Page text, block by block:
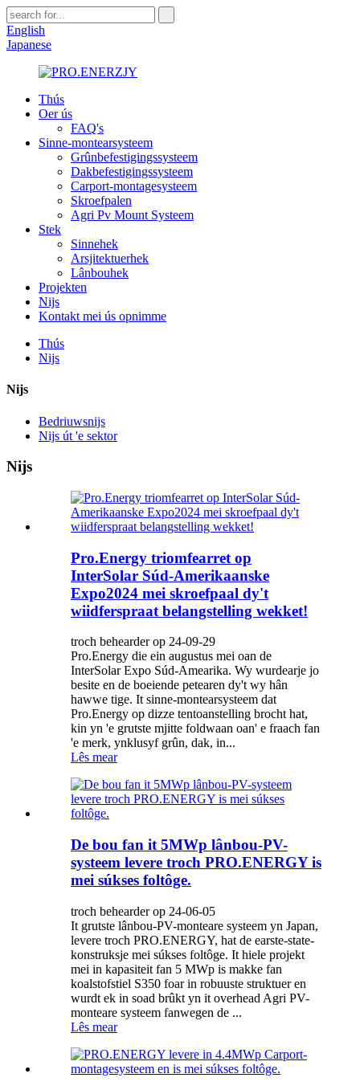
English
Japanese
Thús
Oer ús
FAQ's
Sinne-montearsysteem
Grûnbefestigingssysteem
Dakbefestigingssysteem
Carport-montagesysteem
Skroefpalen
Agri Pv Mount Systeem
Stek
Sinnehek
Arsjitektuerhek
Lânbouhek
Projekten
Nijs
Kontakt mei ús opnimme
Thús
Nijs
Nijs
Bedriuwsnijs
Nijs út 'e sektor
Nijs
Pro.Energy triomfearret op
InterSolar Súd-Amerikaanske
Expo2024 mei skroefpaal dy't
wiidferspraat belangstelling wekket!
troch behearder op 24-09-29
Pro.Energy die ein augustus mei oan de
InterSolar Expo Súd-Amearika. Wy wurdearje jo
besite en de boeiende petearen dy't wy hân
hawwe tige. It sinne-montearsysteem dat
Pro.Energy op dizze tentoanstelling brocht hat,
kin yn 'e grutste mjitte foldwaan oan' e fraach fan
'e merk, ynklusyf grûn, dak, in...
Lês mear
De bou fan it 5MWp lânbou-PV-
systeem levere troch PRO.ENERGY is
mei súkses foltôge.
troch behearder op 24-06-05
It grutste lânbou-PV-monteare systeem yn Japan,
levere troch PRO.ENERGY, hat de earste-state-
konstruksje mei súkses foltôge. It hiele projekt
mei in kapasiteit fan 5 MWp is makke fan
koalstofstiel S350 foar in robuuste struktuer en
wurdt ek in soad brûkt yn it overhead Agri PV-
monteare systeem fanwegen de ...
Lês mear